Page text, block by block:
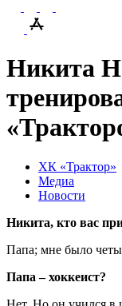
Никита
ХК «Трактор»
Медиа
Новости
Никита, кто вас
Папа; мне было
Папа – хоккеист?